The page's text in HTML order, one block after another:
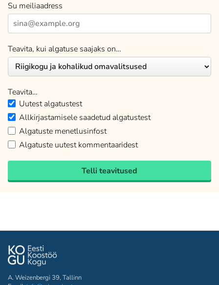
Su meiliaadress
Teavita, kui algatuse saajaks on…
Teavita…
Uutest algatustest
Allkirjastamisele saadetud algatustest
Algatuste menetlusinfost
Algatuste uutest kommentaaridest
Telli teavitused
A. Weizenbergi 39, Tallinn